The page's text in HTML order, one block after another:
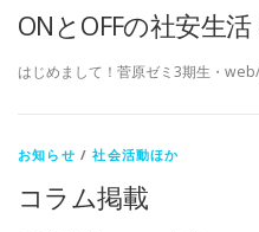
ONとOFFの社安生
はじめまして！菅原ゼミ3期生・
お知らせ /社会活動ほか
コラム掲載